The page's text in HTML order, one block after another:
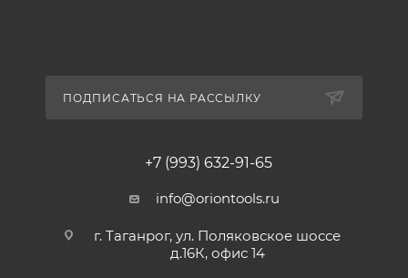
ПОДПИСАТЬСЯ НА РАССЫЛКУ
+7 (993) 632-91-65
info@oriontools.ru
г. Таганрог, ул. Поляковское шоссе
д.16К, офис 14